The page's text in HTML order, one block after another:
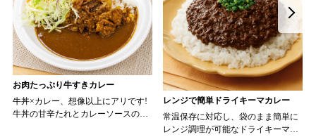
お肉たっぷり牛すきカレー
牛丼×カレー、想像以上にアリです!
牛丼の甘辛たれとカレーソースのス
レンジで簡単ドライキーマカレー
常温保存に対応し、袋のまま簡単に
レンジ調理が可能なドライキーマカ